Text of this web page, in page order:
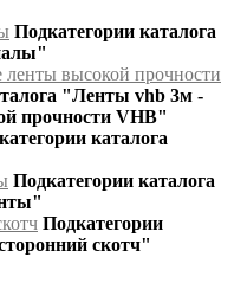
Подкатегории каталога
высокой прочности
"Ленты vhb 3м -
прочности VHB"
каталога
Подкатегории каталога
Подкатегории
скотч"